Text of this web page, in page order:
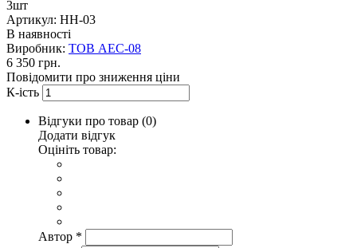
Артикул: НН-03
В наявності
Виробник: ТОВ AEC-08
6 350 грн.
Повідомити про зниження ціни
К-ість
Відгуки про товар (0)
Додати відгук
Оцініть товар:
Автор *